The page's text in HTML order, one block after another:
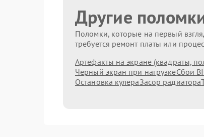
Другие
Поломки, которые на первый
требуется ремонт платы или
Артефакты на экране (квадраты,
Черный экран при нагрузкеСбои
Остановка кулераЗасор радиатора